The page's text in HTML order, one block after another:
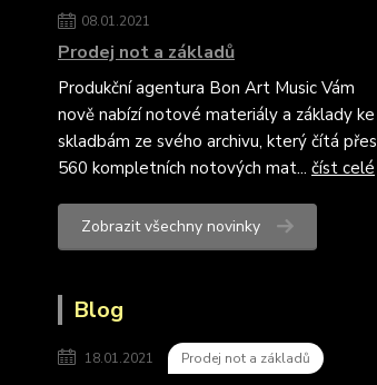
08.01.2021
Prodej not a základů
Produkční agentura Bon Art Music Vám
nově nabízí notové materiály a základy ke
skladbám ze svého archivu, který čítá přes
560 kompletních notových mat... číst celé
Zobrazit všechny novinky
Blog
18.01.2021 Prodej not a základů